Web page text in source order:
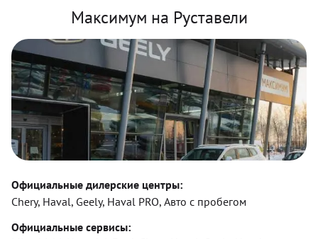
Максимум на Руставели
Официальные дилерские центры:
Chery, Haval, Geely, Haval PRO, Авто с пробегом
Официальные сервисы: